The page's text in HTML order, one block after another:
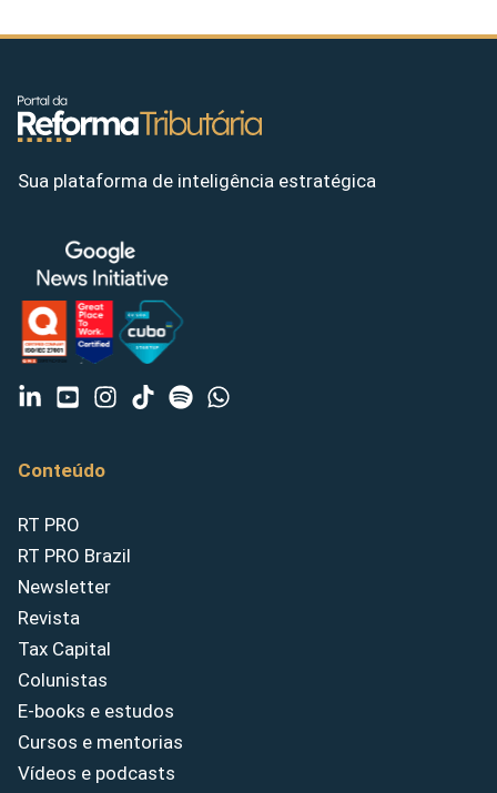
Sua plataforma de inteligência estratégica
Conteúdo
RT PRO
RT PRO Brazil
Newsletter
Revista
Tax Capital
Colunistas
E-books e estudos
Cursos e mentorias
Vídeos e podcasts